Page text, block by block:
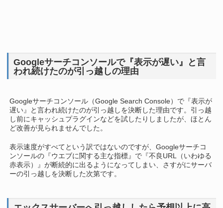
Googleサーチコンソールで『表示が遅い』と言
われ続けたのが引っ越しの理由
Googleサーチコンソール（Google Search Console）で『表示が
遅い』と言われ続けたのが引っ越しを決断した理由です。引っ越
し前にキャッシュプラグインなどを試したりしましたが、ほとん
ど改善が見られませんでした。
表示速度がすべてという訳ではないのですが、Googleサーチコ
ンソールの『ウエブに関する主な指標』で『不良URL（いわゆる
赤表示）』が断続的に出るようになってしまい、さすがにサーバ
ーの引っ越しを決断した次第です。